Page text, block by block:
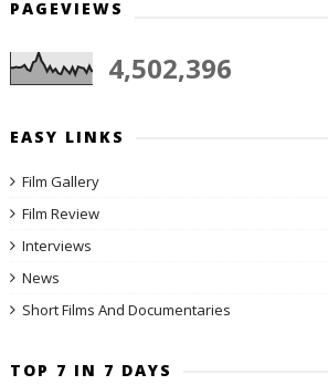
PAGEVIEWS
4,502,396
EASY LINKS
Film Gallery
Film Review
Interviews
News
Short Films And Documentaries
TOP 7 IN 7 DAYS